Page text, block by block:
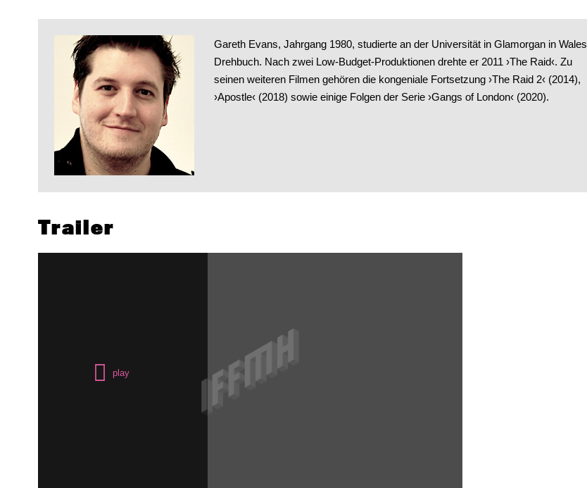
Gareth Evans, Jahrgang 1980, studierte an der Universität in Glamorgan in Wales
Drehbuch. Nach zwei Low-Budget-Produktionen drehte er 2011 ›The Raid‹. Zu
seinen weiteren Filmen gehören die kongeniale Fortsetzung ›The Raid 2‹ (2014),
›Apostle‹ (2018) sowie einige Folgen der Serie ›Gangs of London‹ (2020).
Trailer